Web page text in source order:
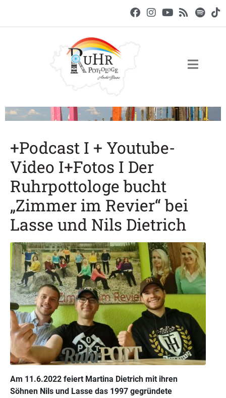
+Podcast I + Youtube-
Video I+Fotos I Der
Ruhrpottologe bucht
„Zimmer im Revier“ bei
Lasse und Nils Dietrich
Am 11.6.2022 feiert Martina Dietrich mit ihren
Söhnen Nils und Lasse das 1997 gegründete